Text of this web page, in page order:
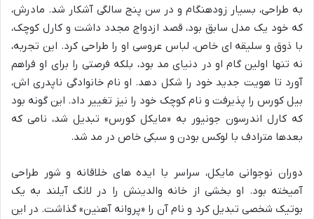
به طراحی، بسیار زودهنگام و در سن پنج سالگی آشکار شد. مادرش،
که خود یک مدل سابق بود، قصد ازدواج مجدد داشت و کارل کوچک،
با ذوق و سلیقه ای خاص، لباس عروسی او را طراحی کرد. این تجربه،
نه تنها اولین گام او در دنیای مد بود، بلکه فرصتی را برای او فراهم
آورد تا هویت جدید خود را شکل دهد. او نام خانوادگی ناپدری اش،
بیل کورس را پذیرفت و نام کوچک خود را نیز تغییر داد. این گونه بود
که کارل اندرسون جونیور به «مایکل کورس» تبدیل شد، نامی که
بعدها مترادف با لوکس بودن و سبکی خاص در مد شد.
دوران نوجوانی مایکل، سراسر با ایده های خلاقانه و شور طراحی
آمیخته بود. او بخشی از خانه والدینش را در لانگ آیلند به یک
بوتیک شخصی تبدیل کرد و نام آن را «پروانه آهنین» گذاشت. در این